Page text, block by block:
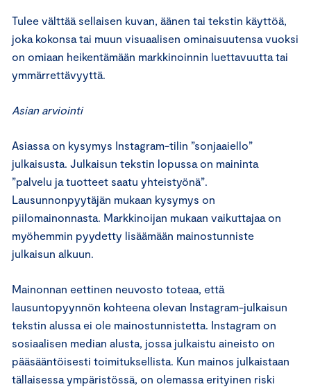
Tulee välttää sellaisen kuvan, äänen tai tekstin käyttöä,
joka kokonsa tai muun visuaalisen ominaisuutensa vuoksi
on omiaan heikentämään markkinoinnin luettavuutta tai
ymmärrettävyyttä.
Asian arviointi
Asiassa on kysymys Instagram-tilin ”sonjaaiello”
julkaisusta. Julkaisun tekstin lopussa on maininta
”palvelu ja tuotteet saatu yhteistyönä”.
Lausunnonpyytäjän mukaan kysymys on
piilomainonnasta. Markkinoijan mukaan vaikuttajaa on
myöhemmin pyydetty lisäämään mainostunniste
julkaisun alkuun.
Mainonnan eettinen neuvosto toteaa, että
lausuntopyynnön kohteena olevan Instagram-julkaisun
tekstin alussa ei ole mainostunnistetta. Instagram on
sosiaalisen median alusta, jossa julkaistu aineisto on
pääsääntöisesti toimituksellista. Kun mainos julkaistaan
tällaisessa ympäristössä, on olemassa erityinen riski